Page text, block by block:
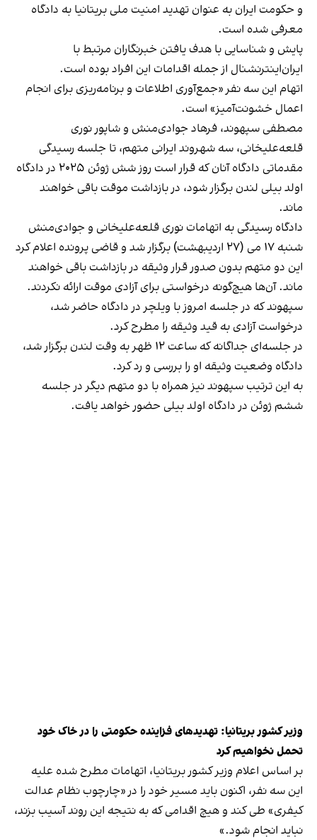
و حکومت ایران به عنوان تهدید امنیت ملی بریتانیا به دادگاه
معرفی شده است.
پایش و شناسایی با هدف یافتن خبرنگاران مرتبط با
ایران‌اینترنشنال از جمله اقدامات این افراد بوده است.
اتهام این سه نفر «جمع‌آوری اطلاعات و برنامه‌ریزی برای انجام
اعمال خشونت‌آمیز» است.
مصطفی سپهوند، فرهاد جوادی‌منش و شاپور نوری
قلعه‌علیخانی، سه شهروند ایرانی متهم، تا جلسه رسیدگی
مقدماتی دادگاه آنان که قرار است روز شش ژوئن ۲۰۲۵ در دادگاه
اولد بیلی لندن برگزار شود، در بازداشت موقت باقی خواهند
ماند.
دادگاه رسیدگی به اتهامات نوری قلعه‌علیخانی و جوادی‌منش
شنبه ۱۷ می (۲۷ اردیبهشت) برگزار شد و قاضی پرونده اعلام کرد
این دو متهم بدون صدور قرار وثیقه در بازداشت باقی خواهند
ماند. آن‌ها هیچ‌گونه درخواستی برای آزادی موقت ارائه نکردند.
سپهوند که در جلسه امروز با ویلچر در دادگاه حاضر شد،
درخواست آزادی به قید وثیقه را مطرح کرد.
در جلسه‌ای جداگانه که ساعت ۱۲ ظهر به وقت لندن برگزار شد،
دادگاه وضعیت وثیقه او را بررسی و رد کرد.
به این ترتیب سپهوند نیز همراه با دو متهم دیگر در جلسه
ششم ژوئن در دادگاه اولد بیلی حضور خواهد یافت.
وزیر کشور بریتانیا: تهدیدهای فزاینده‌ حکومتی را در خاک خود
تحمل نخواهیم کرد
بر اساس اعلام وزیر کشور بریتانیا، اتهامات مطرح شده علیه
این سه نفر، اکنون باید مسیر خود را در «چارچوب نظام عدالت
کیفری» طی کند و هیچ اقدامی که به نتیجه این روند آسیب بزند،
نباید انجام شود.»